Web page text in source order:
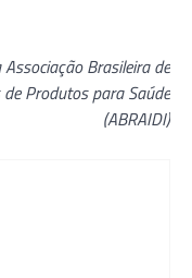
Brasileira de
Produtos para Saúde
(ABRAIDI)